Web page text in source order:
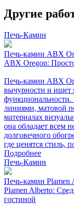
Другие
Печь-Камин
Печь-камин ABX
ABX Oregon:
Печь-камин ABX
вычурности и ищет
функциональности.
линиями, матовой
материалах
она обладает всем
долговечного
где ценятся стиль,
Подробнее
Печь-Камин
Печь-камин Plamen
Plamen Alberto:
гостиной